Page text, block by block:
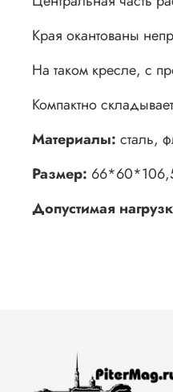
Края окантованы
На таком кресле, с
Компактно
Материалы: сталь,
Размер:
Допустимая